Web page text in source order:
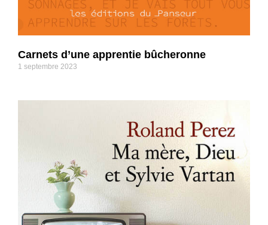
Carnets d’une apprentie bûcheronne
1 septembre 2023